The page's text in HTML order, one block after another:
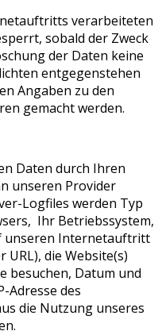
verarbeiteten
sobald der Zweck
der Daten keine
entgegenstehen
Angaben zu den
gemacht werden.
Daten durch Ihren
unseren Provider
Logfiles werden Typ
Ihr Betriebssystem,
unseren Internetauftritt
URL), die Website(s)
besuchen, Datum und
Adresse des
die Nutzung unseres